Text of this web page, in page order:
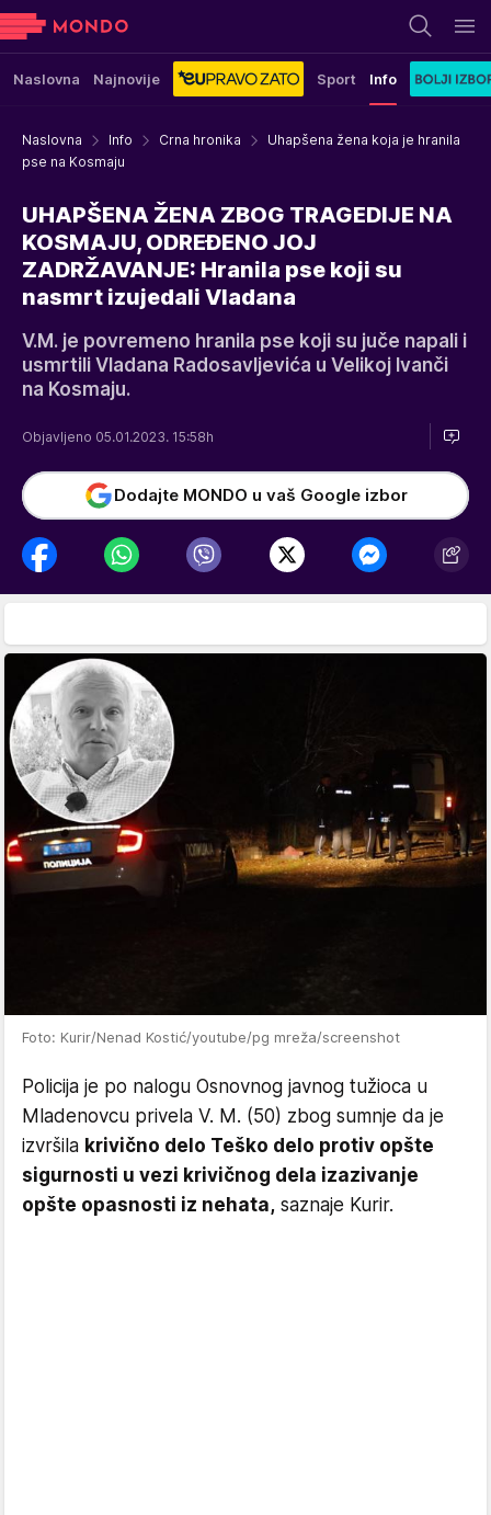
Naslovna Najnovije Sport Info
Naslovna Info Crna hronika
Uhapšena žena koja je hranila
pse na Kosmaju
UHAPŠENA ŽENA ZBOG TRAGEDIJE NA
KOSMAJU, ODREĐENO JOJ
ZADRŽAVANJE: Hranila pse koji su
nasmrt izujedali Vladana
V.M. je povremeno hranila pse koji su juče napali i
usmrtili Vladana Radosavljevića u Velikoj Ivanči
na Kosmaju.
Objavljeno 05.01.2023. 15:58h
Dodajte MONDO u vaš Google izbor
Foto: Kurir/Nenad Kostić/youtube/pg mreža/screenshot
Policija je po nalogu Osnovnog javnog tužioca u
Mladenovcu privela V. M. (50) zbog sumnje da je
izvršila krivično delo Teško delo protiv opšte
sigurnosti u vezi krivičnog dela izazivanje
opšte opasnosti iz nehata, saznaje Kurir.